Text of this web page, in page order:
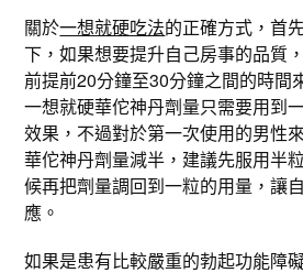
關於一想就硬吃法的正確方式，首
下，如果想要提升自己房事的品質
前提前20分鐘至30分鐘之間的時間
一想就硬華佗神丹劑量只需要用到
效果，不過對於第一次使用的男性
華佗神丹劑量減半，建議先服用半
候再把劑量調回到一粒的用量，讓
應。
如果是患有比較嚴重的勃起功能障